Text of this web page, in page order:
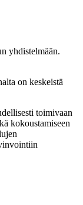
yhdistelmään.
on keskeistä
toimivaan
kokoustamiseen